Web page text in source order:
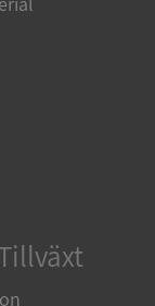
cookies.